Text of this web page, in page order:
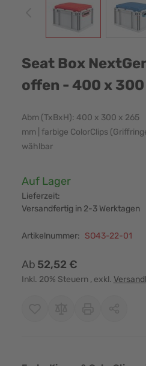
Seat Box
offen - 400 x
Abm (TxBxH): 400 x 300 x 265
mm | farbige ColorClips
wählbar
Verfügbarkeit:
Auf Lager
Lieferzeit:
Versandfertig in 2-3 Werktagen
Artikelnummer: SO43-22-01
Ab 52,52 €
Inkl. 20% Steuern , exkl.